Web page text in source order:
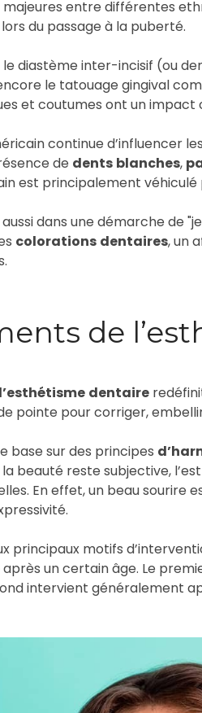
entre différentes
du passage à la puberté.
diastème inter-incisif (ou
le tatouage gingival
et coutumes ont un
continue d’influencer les
de dents blanches,
est principalement
aussi dans une démarche de
colorations dentaires, un
de
l’esthétisme dentaire
pointe pour corriger,
base sur des principes
la beauté reste subjective,
En effet, un beau sourire
principaux motifs
après un certain âge. Le
intervient généralement